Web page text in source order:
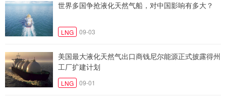
世界多国争抢液化天然气船，对中国影响有多大？
LNG 09-03
美国最大液化天然气出口商钱尼尔能源正式披露得州
工厂扩建计划
LNG 09-01